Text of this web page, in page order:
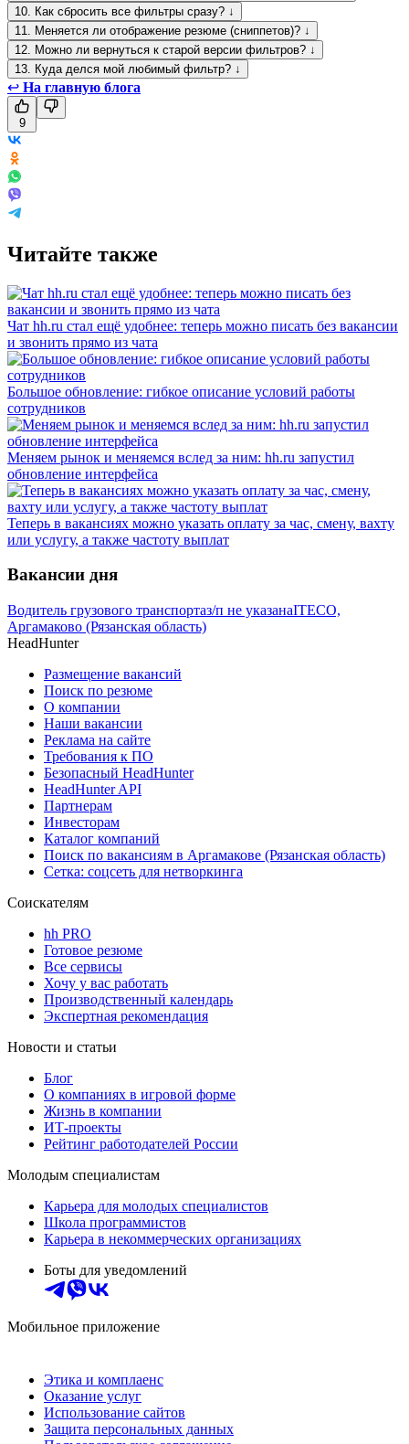
10. Как сбросить все фильтры сразу? ↓
11. Меняется ли отображение резюме (сниппетов)? ↓
12. Можно ли вернуться к старой версии фильтров? ↓
13. Куда делся мой любимый фильтр? ↓
↩ На главную блога
9
Читайте также
Чат hh.ru стал ещё удобнее: теперь можно писать без вакансии
и звонить прямо из чата
Большое обновление: гибкое описание условий работы
сотрудников
Меняем рынок и меняемся вслед за ним: hh.ru запустил
обновление интерфейса
Теперь в вакансиях можно указать оплату за час, смену, вахту
или услугу, а также частоту выплат
Вакансии дня
Водитель грузового транспортаз/п не указанаITECO,
Аргамаково (Рязанская область)
HeadHunter
Размещение вакансий
Поиск по резюме
О компании
Наши вакансии
Реклама на сайте
Требования к ПО
Безопасный HeadHunter
HeadHunter API
Партнерам
Инвесторам
Каталог компаний
Поиск по вакансиям в Аргамакове (Рязанская область)
Сетка: соцсеть для нетворкинга
Соискателям
hh PRO
Готовое резюме
Все сервисы
Хочу у вас работать
Производственный календарь
Экспертная рекомендация
Новости и статьи
Блог
О компаниях в игровой форме
Жизнь в компании
ИТ-проекты
Рейтинг работодателей России
Молодым специалистам
Карьера для молодых специалистов
Школа программистов
Карьера в некоммерческих организациях
Боты для уведомлений
Мобильное приложение
Этика и комплаенс
Оказание услуг
Использование сайтов
Защита персональных данных